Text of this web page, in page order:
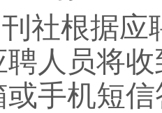
社根据应
人员将
或手机短